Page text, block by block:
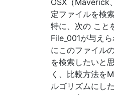
定ファイルを検
特に、次の こと
File_001が与え
にこのファイル
を検索したいと
く、比較方法を
ルゴリズムにし